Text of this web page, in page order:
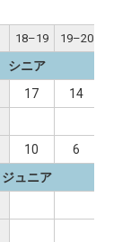
18–19 19–20
シニア
17 14
10 6
ジュニア